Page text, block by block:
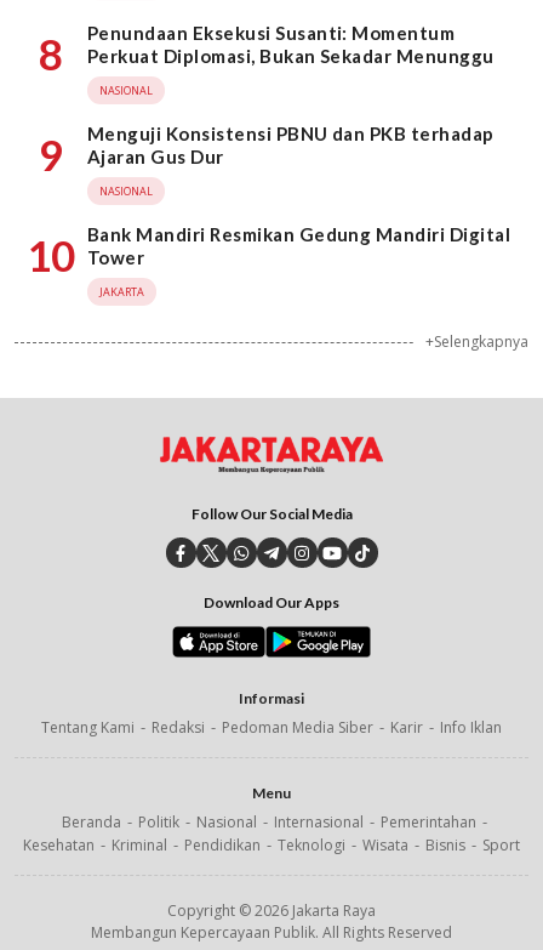
8
Penundaan Eksekusi Susanti: Momentum
Perkuat Diplomasi, Bukan Sekadar Menunggu
NASIONAL
9
Menguji Konsistensi PBNU dan PKB terhadap
Ajaran Gus Dur
NASIONAL
10
Bank Mandiri Resmikan Gedung Mandiri Digital
Tower
JAKARTA
+Selengkapnya
Follow Our Social Media
Download Our Apps
Informasi
Tentang Kami Redaksi Pedoman Media Siber Karir Info Iklan
Menu
Beranda Politik Nasional Internasional
Pemerintahan
Kesehatan
Kriminal Pendidikan Teknologi Wisata Bisnis Sport
Copyright © 2026 Jakarta Raya
Membangun Kepercayaan Publik. All Rights Reserved